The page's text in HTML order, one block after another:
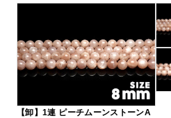
【卸】1連 ピーチムーンストーンA